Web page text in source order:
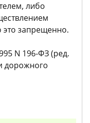
либо
это запрещенно.
N 196-ФЗ (ред.
дорожного